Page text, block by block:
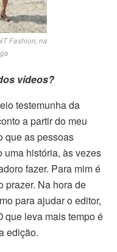
Fashion, na
vídeos?
testemunha da
a partir do meu
que as pessoas
uma história, às vezes
fazer. Para mim é
prazer. Na hora de
para ajudar o editor,
que leva mais tempo é
edição.